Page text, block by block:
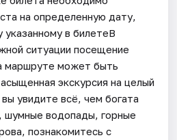
на определенную дату,
указанному в билетеВ
ситуации посещение
маршруте может быть
экскурсия на целый
увидите всё, чем богата
шумные водопады, горные
познакомитесь с